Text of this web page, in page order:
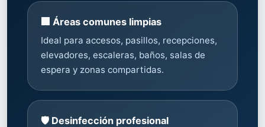
🏢 Áreas comunes limpias
Ideal para accesos, pasillos, recepciones,
elevadores, escaleras, baños, salas de
espera y zonas compartidas.
🛡️ Desinfección profesional